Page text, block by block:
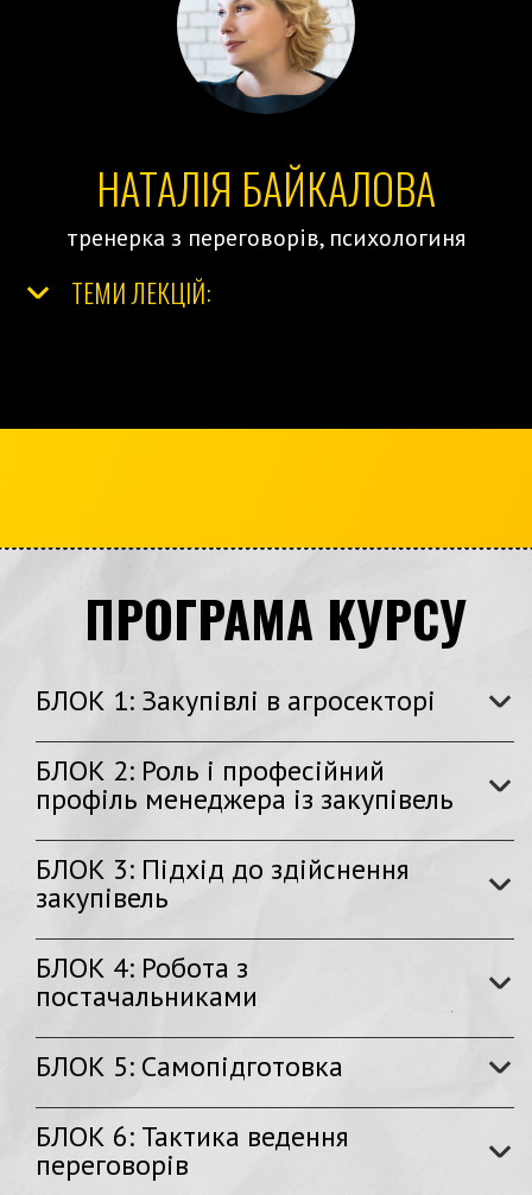
НАТАЛІЯ БАЙКАЛОВА
тренерка з переговорів, психологиня
ТЕМИ ЛЕКЦІЙ:
ПРОГРАМА КУРСУ
БЛОК 1: Закупівлі в агросекторі
БЛОК 2: Роль і професійний
профіль менеджера із закупівель
БЛОК 3: Підхід до здійснення
закупівель
БЛОК 4: Робота з
постачальниками
БЛОК 5: Самопідготовка
БЛОК 6: Тактика ведення
переговорів